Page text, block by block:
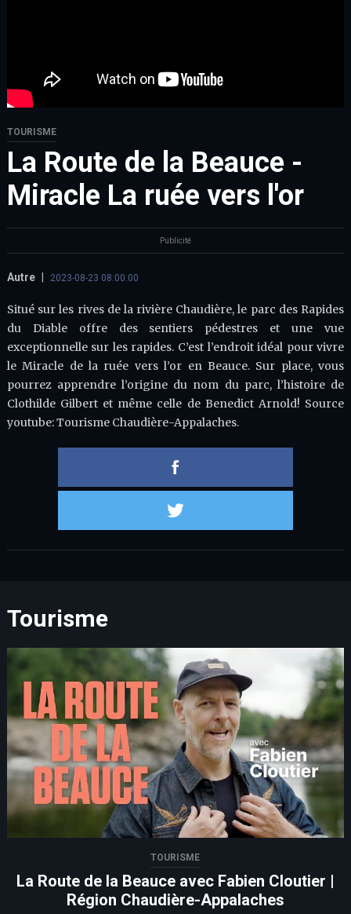
TOURISME
La Route de la Beauce -
Miracle La ruée vers l'or
Publicité
Autre 2023-08-23 08:00:00
Situé sur les rives de la rivière Chaudière, le parc des Rapides
du Diable offre des sentiers pédestres et une vue
exceptionnelle sur les rapides. C’est l’endroit idéal pour vivre
le Miracle de la ruée vers l’or en Beauce. Sur place, vous
pourrez apprendre l’origine du nom du parc, l’histoire de
Clothilde Gilbert et même celle de Benedict Arnold! Source
youtube: Tourisme Chaudière-Appalaches.
Tourisme
TOURISME
La Route de la Beauce avec Fabien Cloutier |
Région Chaudière-Appalaches